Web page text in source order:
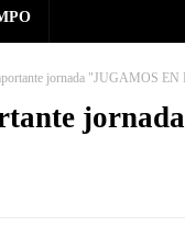
jornada "JUGAMOS